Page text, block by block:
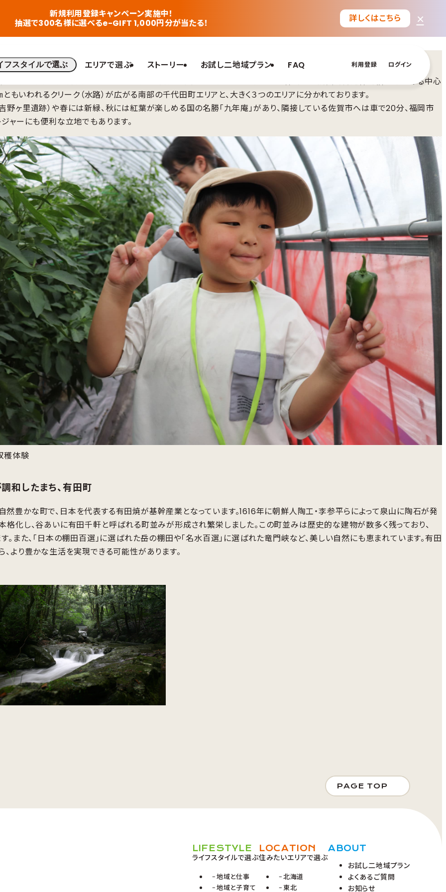
新規利用登録キャンペーン実施中！
抽選で300名様に選べるe-GIFT 1,000円分が当たる！
詳しくはこちら ×
フスタイルで選ぶ エリアで選ぶ ストーリー お試し二地域プラン FAQ 利用登録 ログイン
東部の人口約３万人のまちです。市内は山間部が広がる北部の脊振町エリア、神埼駅や旧長崎街道神埼宿などがある中心
いわれるクリーク（水路）が広がる南部の千代田町エリアと、大きく３つのエリアに分かれております。
ヶ里遺跡）や春には新緑、秋には紅葉が楽しめる国の名勝「九年庵」があり、隣接している佐賀市へは車で20分、福岡市
ャーにも便利な立地でもあります。
穫体験
和したまち、有田町
豊かな町で、日本を代表する有田焼が基幹産業となっています。1616年に朝鮮人陶工・李参平らによって泉山に陶石が発
化し、谷あいに有田千軒と呼ばれる町並みが形成され繁栄しました。この町並みは歴史的な建物が数多く残っており、
た、「日本の棚田百選」に選ばれた岳の棚田や「名水百選」に選ばれた竜門峡など、美しい自然にも恵まれています。有田
より豊かな生活を実現できる可能性があります。
PAGE TOP
LIFESTYLE
ライフスタイルで選ぶ
地域と仕事
地域と子育て
LOCATION
住みたいエリアで選ぶ
北海道
東北
ABOUT
お試し二地域プラン
よくあるご質問
お知らせ